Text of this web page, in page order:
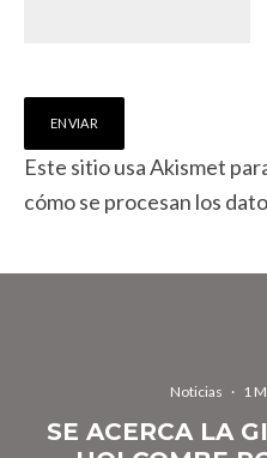
Este sitio usa Akismet
cómo se procesan los
Noticias · 1
SE ACERCA LA